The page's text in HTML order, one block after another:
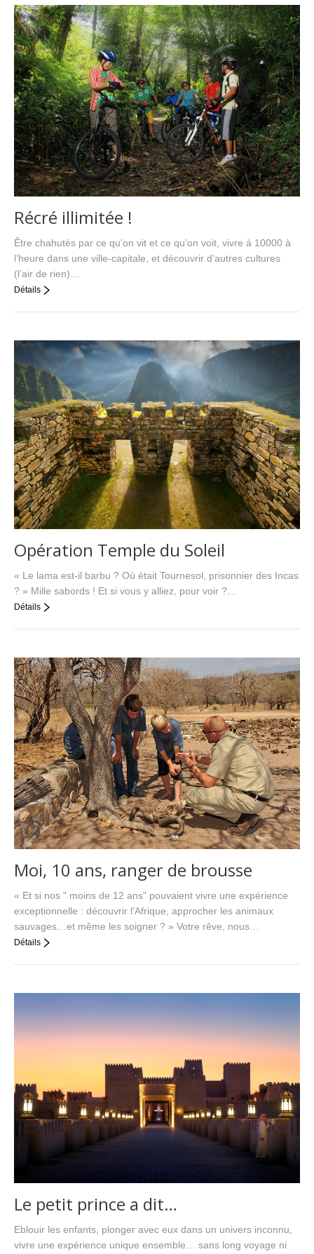
Récré illimitée !
Être chahutés par ce qu’on vit et ce qu’on voit, vivre à 10000 à
l’heure dans une ville-capitale, et découvrir d’autres cultures
(l’air de rien)…
Détails
Opération Temple du Soleil
« Le lama est-il barbu ? Où était Tournesol, prisonnier des Incas
? » Mille sabords ! Et si vous y alliez, pour voir ?…
Détails
Moi, 10 ans, ranger de brousse
« Et si nos " moins de 12 ans" pouvaient vivre une expérience
exceptionnelle : découvrir l’Afrique, approcher les animaux
sauvages…et même les soigner ? » Votre rêve, nous…
Détails
Le petit prince a dit…
Eblouir les enfants, plonger avec eux dans un univers inconnu,
vivre une expérience unique ensemble… sans long voyage ni